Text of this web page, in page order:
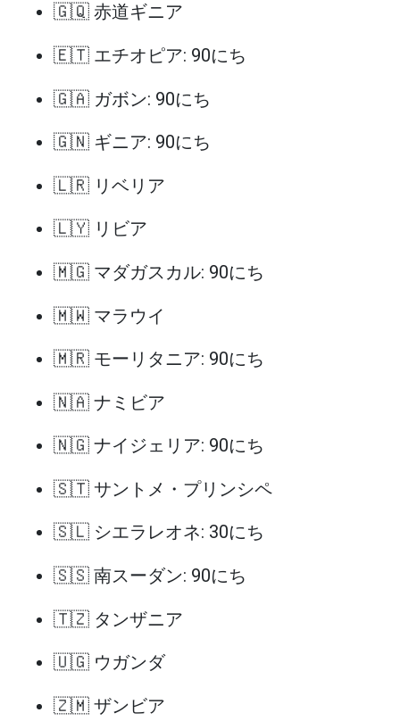
🇬🇶 赤道ギニア
🇪🇹 エチオピア: 90にち
🇬🇦 ガボン: 90にち
🇬🇳 ギニア: 90にち
🇱🇷 リベリア
🇱🇾 リビア
🇲🇬 マダガスカル: 90にち
🇲🇼 マラウイ
🇲🇷 モーリタニア: 90にち
🇳🇦 ナミビア
🇳🇬 ナイジェリア: 90にち
🇸🇹 サントメ・プリンシペ
🇸🇱 シエラレオネ: 30にち
🇸🇸 南スーダン: 90にち
🇹🇿 タンザニア
🇺🇬 ウガンダ
🇿🇲 ザンビア